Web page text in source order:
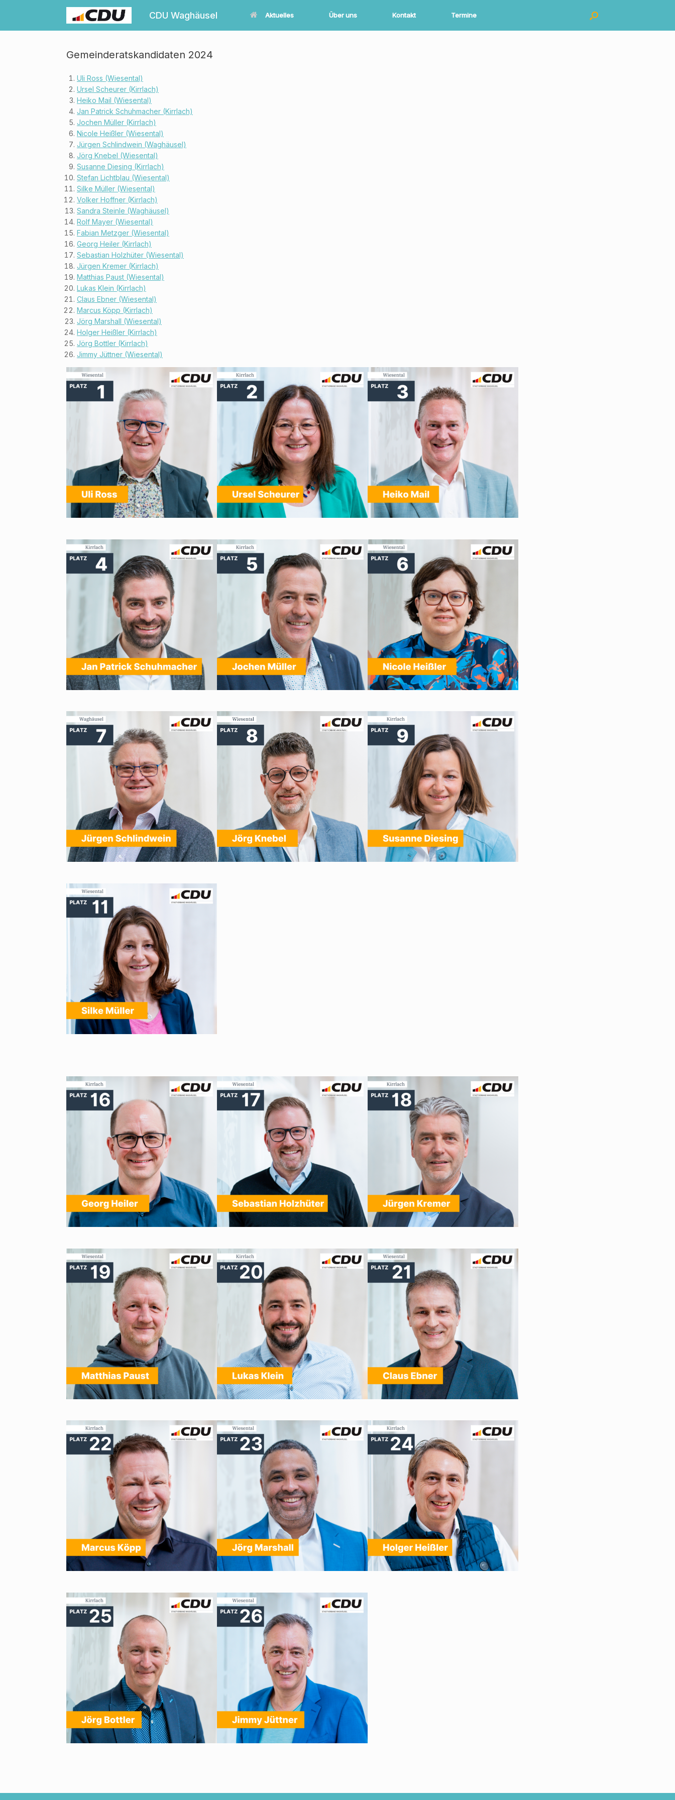
CDU Waghäusel Aktuelles Über uns Kontakt Termine
Gemeinderatskandidaten 2024
Uli Ross (Wiesental)
Ursel Scheurer (Kirrlach)
Heiko Mail (Wiesental)
Jan Patrick Schuhmacher (Kirrlach)
Jochen Müller (Kirrlach)
Nicole Heißler (Wiesental)
Jürgen Schlindwein (Waghäusel)
Jörg Knebel (Wiesental)
Susanne Diesing (Kirrlach)
Stefan Lichtblau (Wiesental)
Silke Müller (Wiesental)
Volker Hoffner (Kirrlach)
Sandra Steinle (Waghäusel)
Rolf Mayer (Wiesental)
Fabian Metzger (Wiesental)
Georg Heiler (Kirrlach)
Sebastian Holzhüter (Wiesental)
Jürgen Kremer (Kirrlach)
Matthias Paust (Wiesental)
Lukas Klein (Kirrlach)
Claus Ebner (Wiesental)
Marcus Köpp (Kirrlach)
Jörg Marshall (Wiesental)
Holger Heißler (Kirrlach)
Jörg Bottler (Kirrlach)
Jimmy Jüttner (Wiesental)